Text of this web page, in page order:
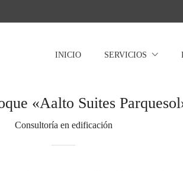
INICIO SERVICIOS
«Aalto Suites
Consultoría en edificación